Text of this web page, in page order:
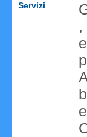
Servizi
,